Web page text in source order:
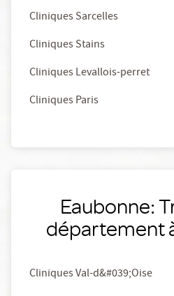
Cliniques Sarcelles
Cliniques Stains
Cliniques Levallois-perret
Cliniques Paris
Eaubonne:
département
Cliniques Val-d&#039;Oise